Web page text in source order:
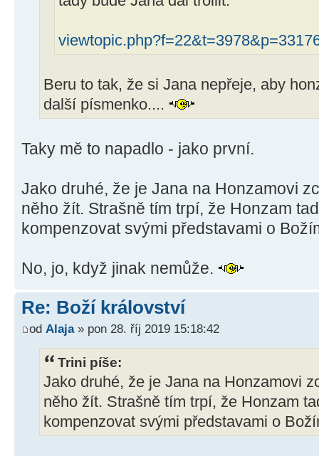
Beru to tak, že si Jana nepřeje, aby
další písmenko....
Taky mě to napadlo - jako první.
Jako druhé, že je Jana na Honzamovi
něho žít. Strašně tím trpí, že Honzam
kompenzovat svými představami o
No, jo, když jinak nemůže.
Re: Boží království
od Alaja» pon 28. říj 2019 15:18:42
Trini píše:
Jako druhé, že je Jana na Honzamovi
něho žít. Strašně tím trpí, že Honzam
kompenzovat svými představami o